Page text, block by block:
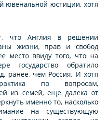
ювенальной юстиции, хотя
что Англия в решении
жизни, прав и свобод
место ввиду того, что на
государство обратило
ранее, чем Россия. И хотя
по вопросам,
из семей, еще далека от
именно то, насколько
на существующую